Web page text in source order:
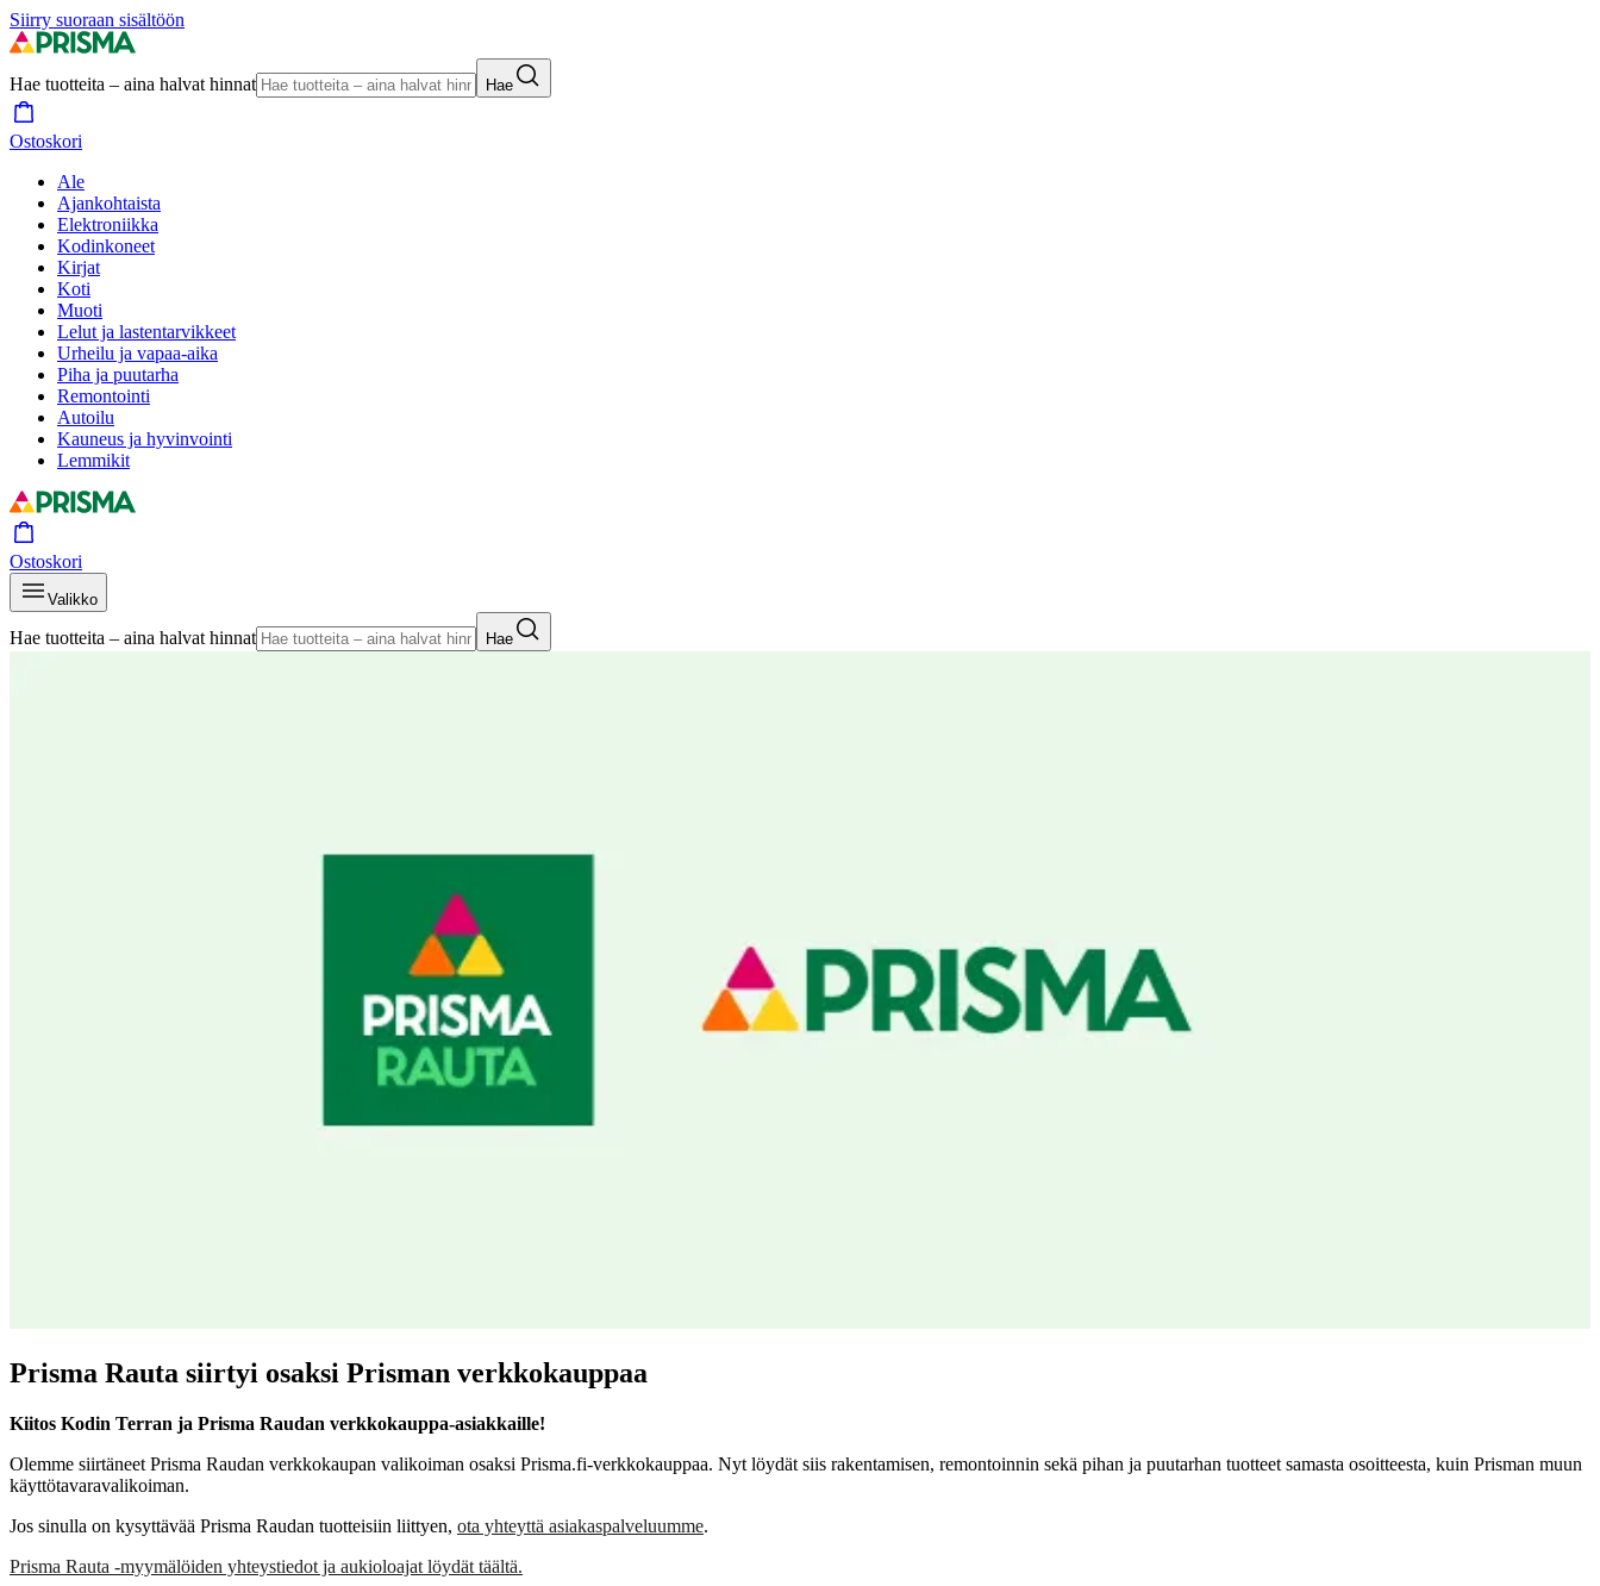
Siirry suoraan sisältöön
Hae tuotteita – aina halvat hinnat Hae
Ostoskori
Ale
Ajankohtaista
Elektroniikka
Kodinkoneet
Kirjat
Koti
Muoti
Lelut ja lastentarvikkeet
Urheilu ja vapaa-aika
Piha ja puutarha
Remontointi
Autoilu
Kauneus ja hyvinvointi
Lemmikit
Ostoskori
Valikko
Hae tuotteita – aina halvat hinnat Hae
Prisma Rauta siirtyi osaksi Prisman verkkokauppaa
Kiitos Kodin Terran ja Prisma Raudan verkkokauppa-asiakkaille!
Olemme siirtäneet Prisma Raudan verkkokaupan valikoiman osaksi Prisma.fi-verkkokauppaa. Nyt löydät siis rakentamisen, remontoinnin sekä pihan ja puutarhan tuotteet samasta osoitteesta, kuin Prisman muun
käyttötavaravalikoiman.
Jos sinulla on kysyttävää Prisma Raudan tuotteisiin liittyen, ota yhteyttä asiakaspalveluumme.
Prisma Rauta -myymälöiden yhteystiedot ja aukioloajat löydät täältä.